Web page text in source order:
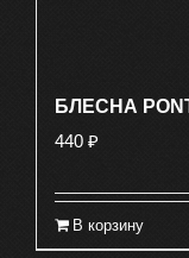
БЛЕСНА
440 ₽
В корзину